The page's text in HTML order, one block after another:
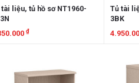
tài liệu, tủ hồ sơ NT1960-
₫
Tủ tài
3BK